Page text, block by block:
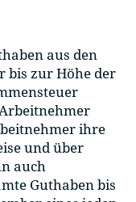
aus den
bis zur Höhe der
ihre
und über
auch
Guthaben bis